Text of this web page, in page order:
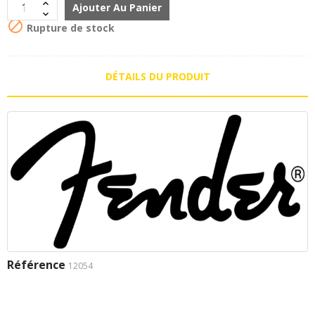
Ajouter Au Panier
 Rupture de stock
DÉTAILS DU PRODUIT
Référence 12054